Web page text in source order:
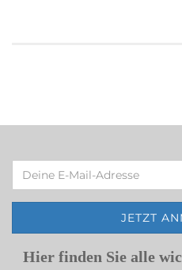
Hier finden Sie alle